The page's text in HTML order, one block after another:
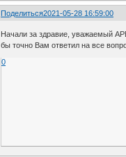
Поделиться2021-05-28 16:59:00
Начали за здравие, уважаемый
бы точно Вам ответил на все
0